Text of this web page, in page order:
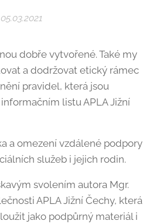
05.03.2021
dobře vytvořené. Také my
a dodržovat etický rámec
pravidel, která jsou
listu APLA Jižní
a omezení vzdálené podpory
služeb i jejich rodin.
svolením autora Mgr.
APLA Jižní Čechy, která
jako podpůrný materiál i